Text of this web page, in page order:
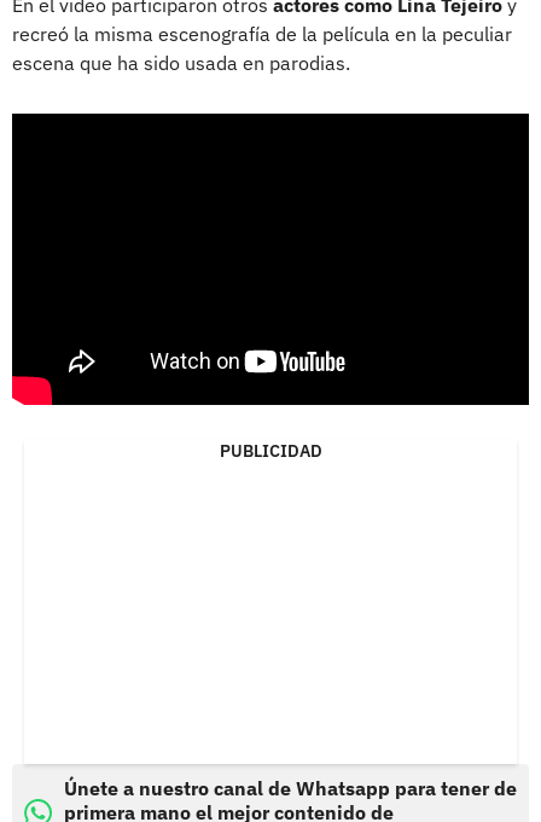
recreó la misma escenografía de la película en la peculiar
escena que ha sido usada en parodias.
PUBLICIDAD
Únete a nuestro canal de Whatsapp para tener de
primera mano el mejor contenido de